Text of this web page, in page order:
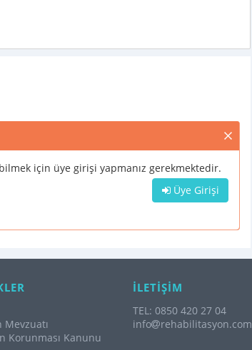
için üye girişi yapmanız gerekmektedir.
Üye Girişi
Korunması Kanunu
İLETİŞİM
TEL: 0850 420 27 04
info
rehabilitasyon.com